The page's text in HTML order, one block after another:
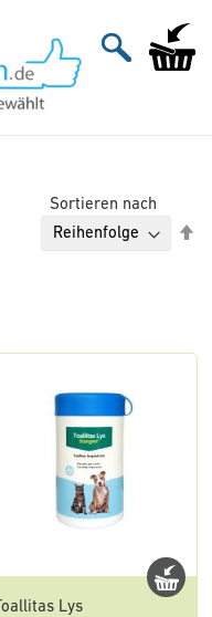
Mein
Sortieren nach
Toallitas Lys